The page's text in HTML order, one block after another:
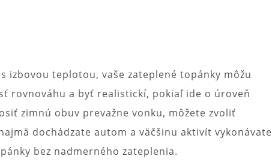
izbovou teplotou, vaše zateplené topánky môžu
rovnováhu a byť realistickí, pokiaľ ide o úroveň
zimnú obuv prevažne vonku, môžete zvoliť
dochádzate autom a väčšinu aktivít vykonávate
bez nadmerného zateplenia.